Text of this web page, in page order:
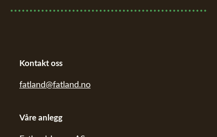
Kontakt oss
fatland@fatland.no
Våre anlegg